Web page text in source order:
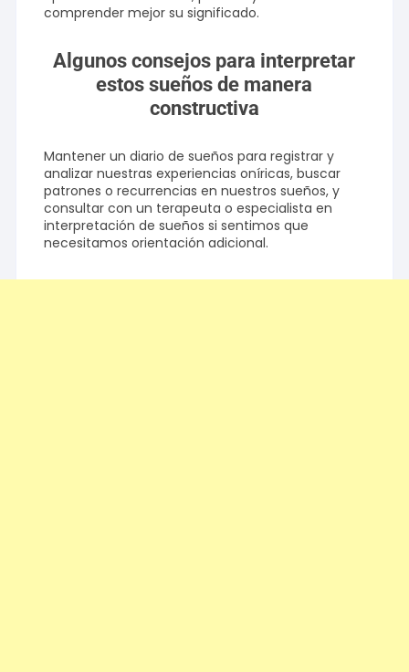
comprender mejor su significado.
Algunos consejos para interpretar
estos sueños de manera
constructiva
Mantener un diario de sueños para registrar y
analizar nuestras experiencias oníricas, buscar
patrones o recurrencias en nuestros sueños, y
consultar con un terapeuta o especialista en
interpretación de sueños si sentimos que
necesitamos orientación adicional.